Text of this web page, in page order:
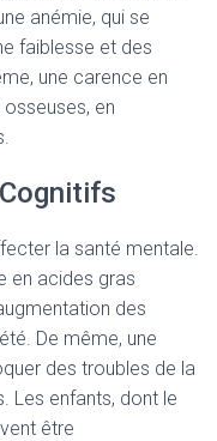
anémie, qui se
faiblesse et des
une carence en
en
la santé mentale.
en acides gras
des
De même, une
des troubles de la
Les enfants, dont le
être